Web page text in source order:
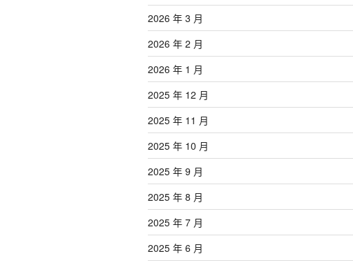
2026 年 3 月
2026 年 2 月
2026 年 1 月
2025 年 12 月
2025 年 11 月
2025 年 10 月
2025 年 9 月
2025 年 8 月
2025 年 7 月
2025 年 6 月